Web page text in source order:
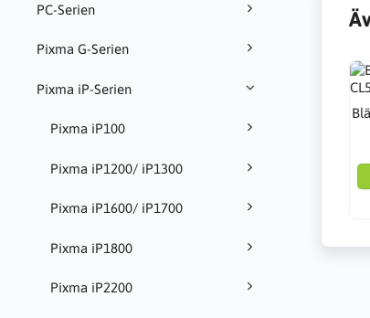
PC-Serien
Pixma G-Serien
Pixma iP-Serien
Pixma iP100
Pixma iP1200/ iP1300
Pixma iP1600/ iP1700
Pixma iP1800
Pixma iP2200